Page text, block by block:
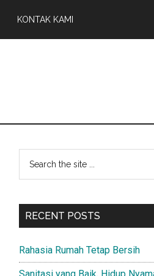
KONTAK KAMI
Primary
Sidebar
...
RECENT POSTS
Rahasia Rumah Tetap Bersih